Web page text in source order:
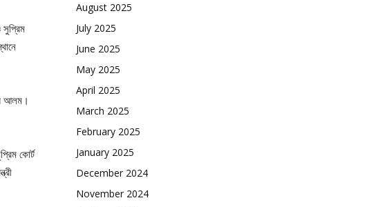
সুপ্রিম
আলম।
কোর্ট
August 2025
July 2025
June 2025
May 2025
April 2025
March 2025
February 2025
January 2025
December 2024
November 2024